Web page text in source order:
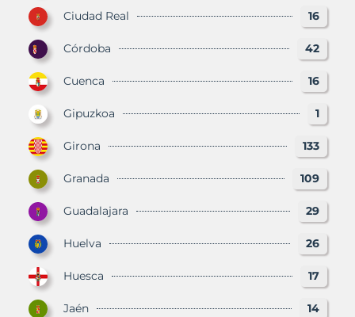
Ciudad Real 16
Córdoba 42
Cuenca 16
Gipuzkoa 1
Girona 133
Granada 109
Guadalajara 29
Huelva 26
Huesca 17
Jaén 14